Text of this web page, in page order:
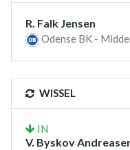
R. Falk Jensen
Odense BK -
WISSEL
IN
V. Byskov